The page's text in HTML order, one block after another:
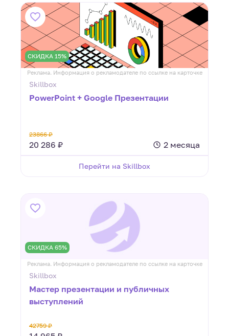
СКИДКА 15%
Реклама. Информация о рекламодателе по ссылке на карточке
Skillbox
PowerPoint + Google Презентации
23866 ₽
20 286 ₽ 2 месяца
Перейти на Skillbox
СКИДКА 65%
Реклама. Информация о рекламодателе по ссылке на карточке
Skillbox
Мастер презентации и публичных
выступлений
42759 ₽